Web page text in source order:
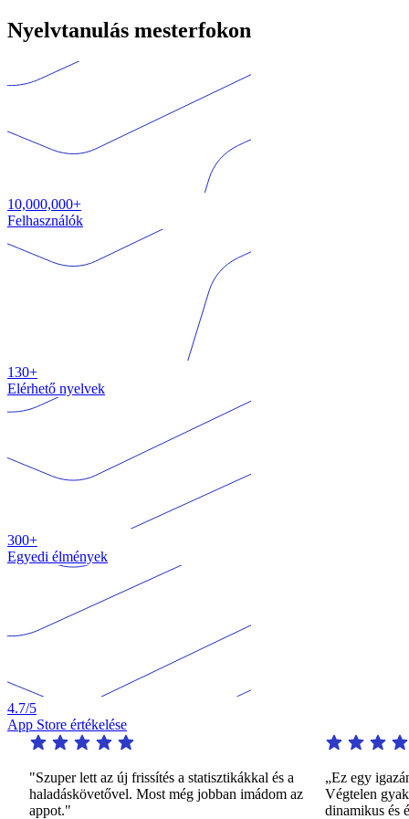
Nyelvtanulás mesterfokon
10,000,000+
Felhasználók
130+
Elérhető nyelvek
300+
Egyedi élmények
4.7/5
App Store értékelése
"Szuper lett az új frissítés a statisztikákkal és a
haladáskövetővel. Most még jobban imádom az
appot."
„Ez egy igazán
Végtelen
dinamikus és